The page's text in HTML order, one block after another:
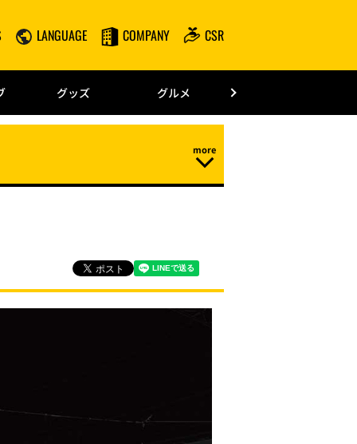
LANGUAGE COMPANY CSR
グッズ グルメ